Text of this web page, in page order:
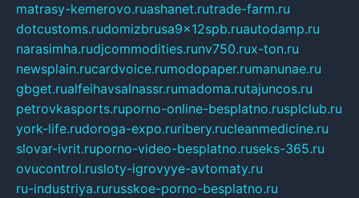
matrasy-kemerovo.ruashanet.rutrade-farm.ru
dotcustoms.rudomizbrusa9x12spb.ruautodamp.ru
narasimha.rudjcommodities.runv750.rux-ton.ru
newsplain.rucardvoice.rumodopaper.rumanunae.ru
gbget.rualfeihavsalnassr.rumadoma.rutajuncos.ru
petrovkasports.ruporno-online-besplatno.rusplclub.ru
york-life.rudoroga-expo.ruribery.rucleanmedicine.ru
slovar-ivrit.ruporno-video-besplatno.ruseks-365.ru
ovucontrol.rusloty-igrovyye-avtomaty.ru
ru-industriya.rurusskoe-porno-besplatno.ru